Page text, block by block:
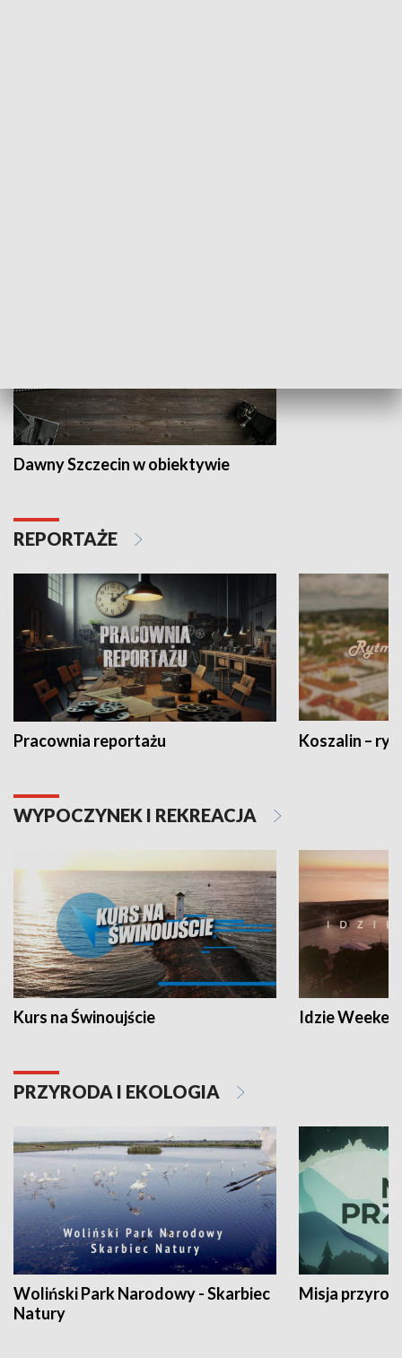
Dawny Szczecin w obiektywie
REPORTAŻE
Pracownia reportażu Koszalin –
WYPOCZYNEK I REKREACJA
Kurs na Świnoujście Idzie
PRZYRODA I EKOLOGIA
Woliński Park Narodowy - Skarbiec
Natury
Misja